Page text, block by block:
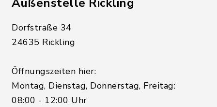
Dorfstraße 34
24635 Rickling
Öffnungszeiten hier:
Montag, Dienstag, Donnerstag, Freitag:
08:00 - 12:00 Uhr